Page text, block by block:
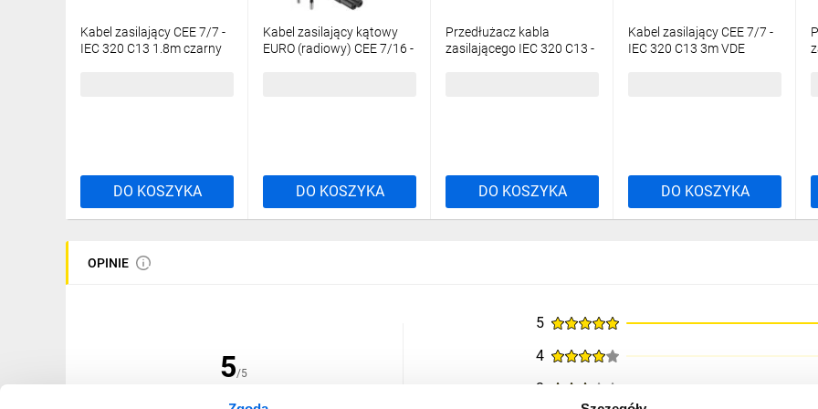
Kabel zasilający CEE 7/7 -
IEC 320 C13 1.8m czarny
DO KOSZYKA
Kabel zasilający kątowy
EURO (radiowy) CEE 7/16 -
DO KOSZYKA
Przedłużacz kabla
zasilającego IEC 320 C13 -
DO KOSZYKA
Kabel zasilający CEE 7/7 -
IEC 320 C13 3m VDE
DO KOSZYKA
OPINIE
5/5
5
4
3